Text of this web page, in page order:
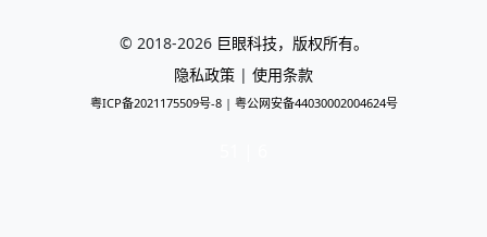
© 2018-2026 巨眼科技，版权所有。
隐私政策 | 使用条款
粤ICP备2021175509号-8| 粤公网安备44030002004624号